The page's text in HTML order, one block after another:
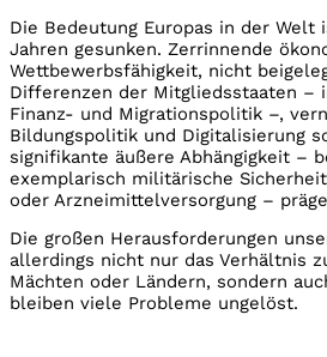
Die Bedeutung Europas in der
Jahren gesunken. Zerrinnende
Wettbewerbsfähigkeit, nicht
Differenzen der Mitgliedsstaaten –
Finanz- und Migrationspolitik –,
Bildungspolitik und Digitalisierung
signifikante äußere Abhängigkeit –
exemplarisch militärische
oder Arzneimittelversorgung –
Die großen Herausforderungen
allerdings nicht nur das Verhältnis
Mächten oder Ländern, sondern
bleiben viele Probleme ungelöst.